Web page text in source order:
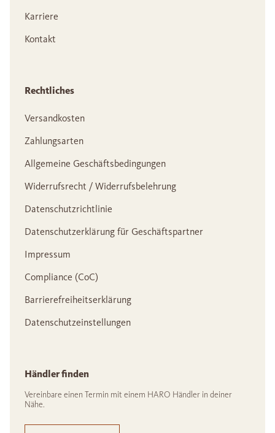
Karriere
Kontakt
Rechtliches
Versandkosten
Zahlungsarten
Allgemeine Geschäftsbedingungen
Widerrufsrecht / Widerrufsbelehrung
Datenschutzrichtlinie
Datenschutzerklärung für Geschäftspartner
Impressum
Compliance (CoC)
Barrierefreiheitserklärung
Datenschutzeinstellungen
Händler finden
Vereinbare einen Termin mit einem HARO Händler in deiner
Nähe.